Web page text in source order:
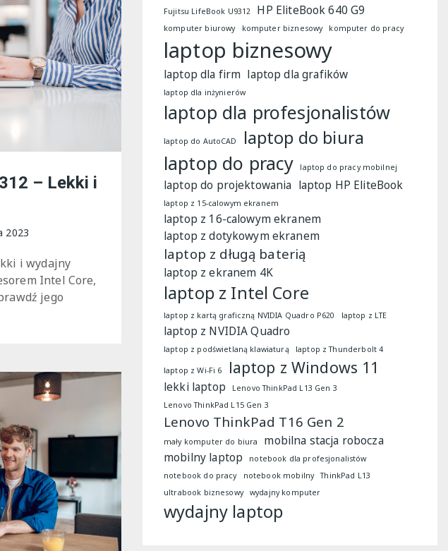
– Lekki i
2023
i wydajny
Intel Core,
jego
Fujitsu LifeBook U9312
HP EliteBook 640 G9
komputer biurowy komputer biznesowy komputer do pracy
laptop biznesowy
laptop dla firm laptop dla grafików
laptop dla inżynierów
laptop dla profesjonalistów
laptop do AutoCAD laptop do biura
laptop do pracy laptop do pracy mobilnej
laptop do projektowania laptop HP EliteBook
laptop z 15-calowym ekranem
laptop z 16-calowym ekranem
laptop z dotykowym ekranem
laptop z długą baterią
laptop z ekranem 4K
laptop z Intel Core
laptop z kartą graficzną NVIDIA Quadro P620 laptop z LTE
laptop z NVIDIA Quadro
laptop z podświetlaną klawiaturą laptop z Thunderbolt 4
laptop z Wi-Fi 6 laptop z Windows 11
lekki laptop
Lenovo ThinkPad L13 Gen 3
Lenovo ThinkPad L15 Gen 3
Lenovo ThinkPad T16 Gen 2
mały komputer do biura
mobilna stacja robocza
mobilny laptop
notebook dla profesjonalistów
notebook do pracy
notebook mobilny
ThinkPad L13
ultrabook biznesowy
wydajny komputer
wydajny laptop